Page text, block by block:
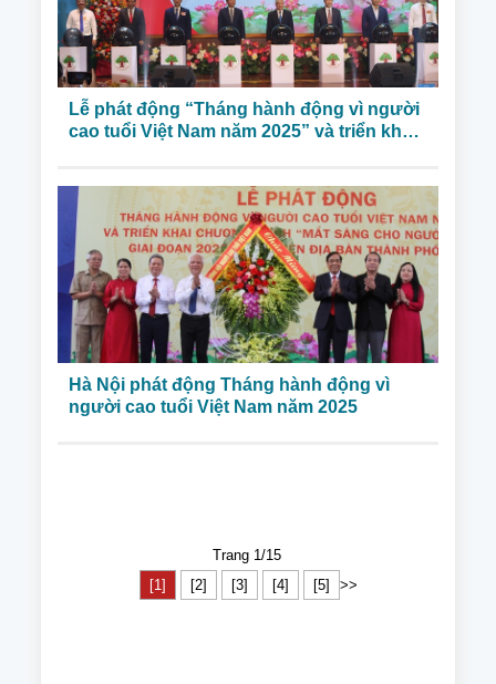
Lễ phát động “Tháng hành động vì người
cao tuổi Việt Nam năm 2025” và triển khai
Hà Nội phát động Tháng hành động vì
người cao tuổi Việt Nam năm 2025
Trang 1/15
[1]
[2] [3] [4] [5] >>